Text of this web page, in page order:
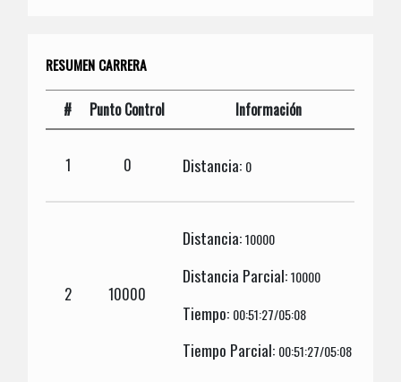
RESUMEN CARRERA
# Punto Control Información
1 0 Distancia: 0
2 10000
Distancia:10000
Distancia Parcial:10000
Tiempo: 00:51:27/05:08
Tiempo Parcial: 00:51:27/05:08